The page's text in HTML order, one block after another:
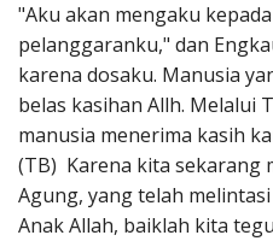
"Aku akan mengaku
pelanggaranku," dan
karena dosaku. Manusia
belas kasihan Allh. Melalui
manusia menerima kasih
(TB) Karena kita sekarang
Agung, yang telah
Anak Allah, baiklah kita